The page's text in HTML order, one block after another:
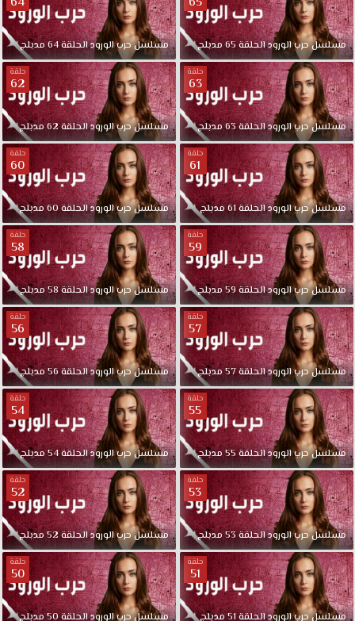
مسلسلحربالورودالحلقة65مدبلج مسلسلحربالورودالحلقة64مدبلج
حلقة
63
مسلسلحربالورودالحلقة63مدبلج
حلقة
62
مسلسلحربالورودالحلقة62مدبلج
حلقة
61
مسلسلحربالورودالحلقة61مدبلج
حلقة
60
مسلسلحربالورودالحلقة60مدبلج
حلقة
59
مسلسلحربالورودالحلقة59مدبلج
حلقة
58
مسلسلحربالورودالحلقة58مدبلج
حلقة
57
مسلسلحربالورودالحلقة57مدبلج
حلقة
56
مسلسلحربالورودالحلقة56مدبلج
حلقة
55
مسلسلحربالورودالحلقة55مدبلج
حلقة
54
مسلسلحربالورودالحلقة54مدبلج
حلقة
53
مسلسلحربالورودالحلقة53مدبلج
حلقة
52
مسلسلحربالورودالحلقة52مدبلج
حلقة
51
مسلسلحربالورودالحلقة51مدبلج
حلقة
50
مسلسلحربالورودالحلقة50مدبلج